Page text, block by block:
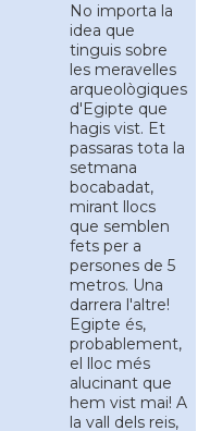
No importa la
idea que
tinguis sobre
les meravelles
arqueològiques
d'Egipte que
hagis vist. Et
passaras tota la
setmana
bocabadat,
mirant llocs
que semblen
fets per a
persones de 5
metros. Una
darrera l'altre!
Egipte és,
probablement,
el lloc més
alucinant que
hem vist mai! A
la vall dels reis,